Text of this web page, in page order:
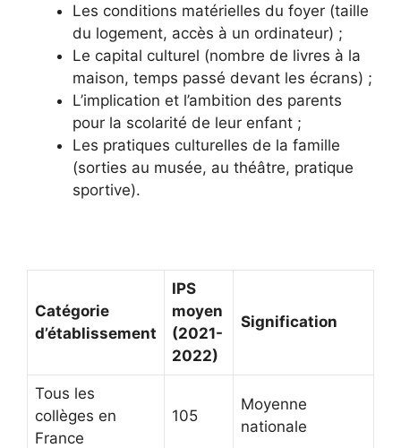
Les conditions matérielles du foyer (taille
du logement, accès à un ordinateur) ;
Le capital culturel (nombre de livres à la
maison, temps passé devant les écrans) ;
L’implication et l’ambition des parents
pour la scolarité de leur enfant ;
Les pratiques culturelles de la famille
(sorties au musée, au théâtre, pratique
sportive).
Catégorie
d’établissement
IPS
moyen
(2021-
2022)
Signification
Tous les
collèges en
France
105
Moyenne
nationale